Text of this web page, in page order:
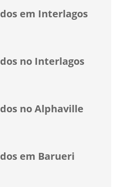
em Interlagos
no Interlagos
no Alphaville
em Barueri